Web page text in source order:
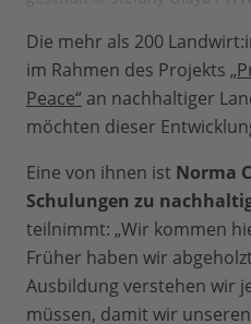
Die mehr als 200
im Rahmen des Projekts
Peace“ an nachhaltiger
möchten dieser
Eine von ihnen ist Norma
Schulungen zu
teilnimmt: „Wir kommen
Früher haben wir
Ausbildung verstehen wir
müssen, damit wir